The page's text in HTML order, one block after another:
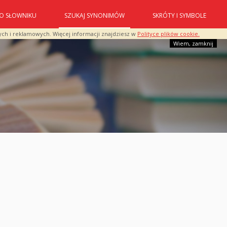
i reklamowych. Więcej informacji znajdziesz w Polityce plików cookie.
Wiem, zamknij
O SŁOWNIKU SZUKAJ SYNONIMÓW SKRÓTY I SYMBOLE